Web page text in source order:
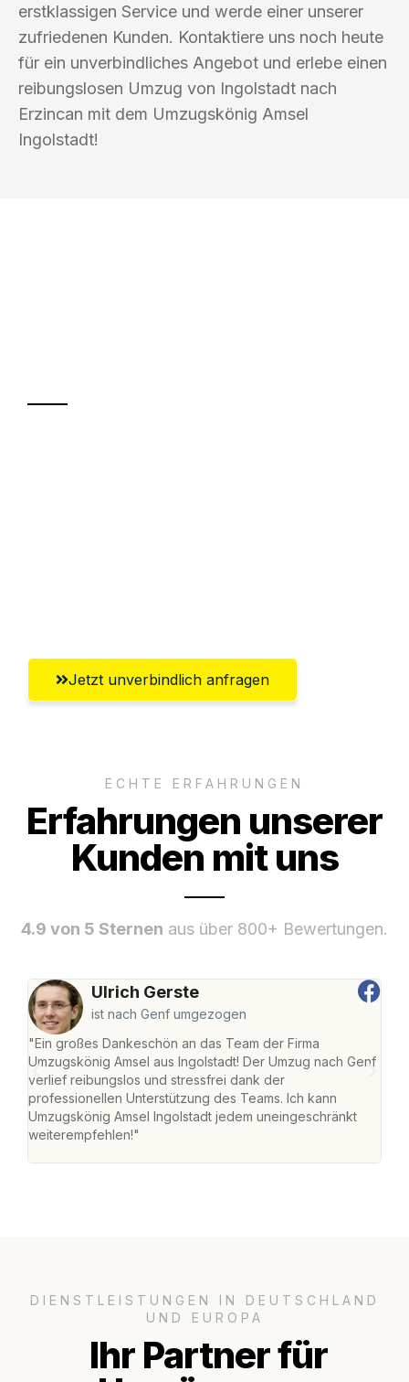
erstklassigen Service und werde einer unserer
zufriedenen Kunden. Kontaktiere uns noch heute
für ein unverbindliches Angebot und erlebe einen
reibungslosen Umzug von Ingolstadt nach
Erzincan mit dem Umzugskönig Amsel
Ingolstadt!
Jetzt unverbindlich anfragen
ECHTE ERFAHRUNGEN
Erfahrungen unserer
Kunden mit uns
4.9 von 5 Sternen aus über 800+ Bewertungen.
Ulrich Gerste
ist nach Genf umgezogen
"Ein großes Dankeschön an das Team der Firma
Umzugskönig Amsel aus Ingolstadt! Der Umzug nach Genf
verlief reibungslos und stressfrei dank der
professionellen Unterstützung des Teams. Ich kann
Umzugskönig Amsel Ingolstadt jedem uneingeschränkt
weiterempfehlen!"
DIENSTLEISTUNGEN IN DEUTSCHLAND
UND EUROPA
Ihr Partner für